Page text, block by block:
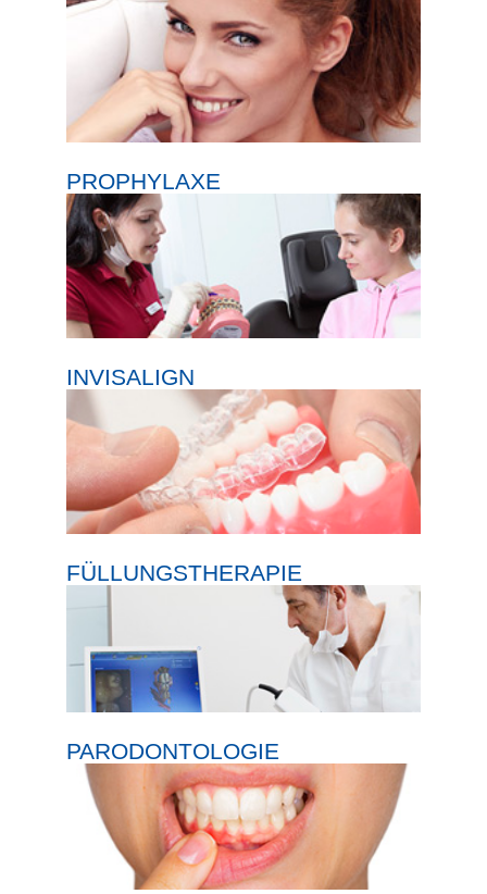
PROPHYLAXE
INVISALIGN
FÜLLUNGSTHERAPIE
PARODONTOLOGIE